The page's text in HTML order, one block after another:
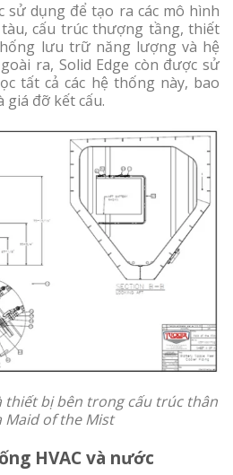
sử dụng để tạo ra các mô hình
cấu trúc thượng tầng, thiết
lưu trữ năng lượng và hệ
ra, Solid Edge còn được sử
tất cả các hệ thống này, bao
giá đỡ kết cấu.
thiết bị bên trong cấu trúc thân
Maid of the Mist
HVAC và nước